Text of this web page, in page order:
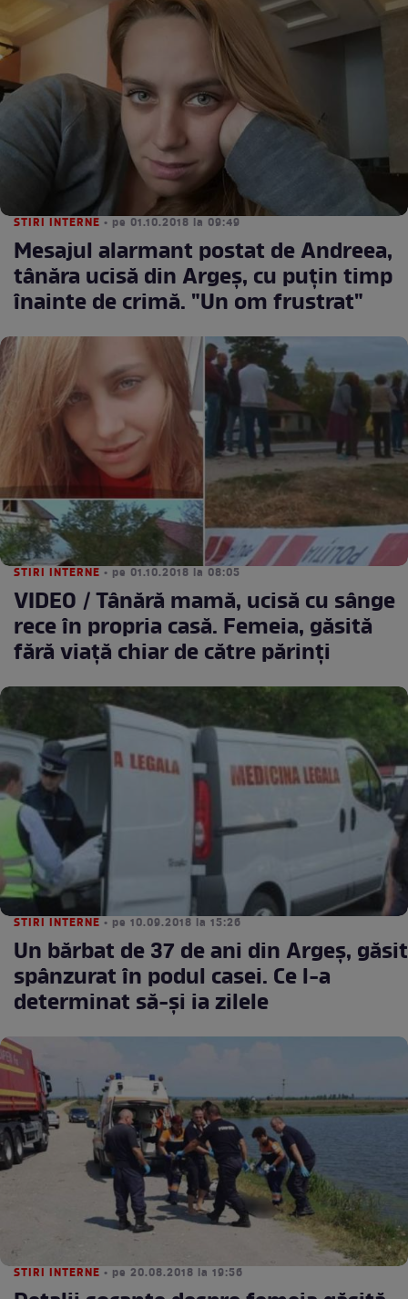
STIRI INTERNE • pe 01.10.2018 la 09:49
Mesajul alarmant postat de Andreea,
tânăra ucisă din Argeş, cu puţin timp
înainte de crimă. "Un om frustrat"
STIRI INTERNE • pe 01.10.2018 la 08:05
VIDEO / Tânără mamă, ucisă cu sânge
rece în propria casă. Femeia, găsită
fără viaţă chiar de către părinţi
STIRI INTERNE • pe 10.09.2018 la 15:26
Un bărbat de 37 de ani din Argeş, găsit
spânzurat în podul casei. Ce l-a
determinat să-şi ia zilele
STIRI INTERNE • pe 20.08.2018 la 19:56